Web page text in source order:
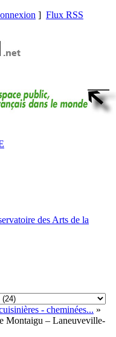
] Flux RSS
des Arts de la
- cheminées... »
Montaigu – Laneuveville-